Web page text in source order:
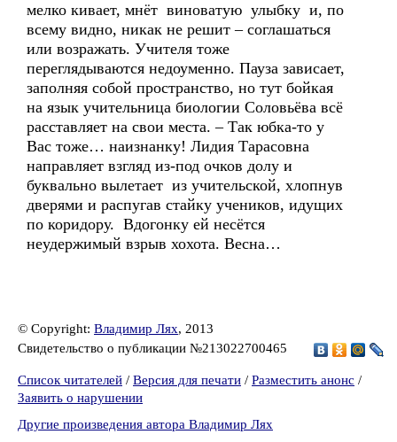
мелко кивает, мнёт виноватую улыбку и, по
всему видно, никак не решит – соглашаться
или возражать. Учителя тоже
переглядываются недоуменно. Пауза зависает,
заполняя собой пространство, но тут бойкая
на язык учительница биологии Соловьёва всё
расставляет на свои места. – Так юбка-то у
Вас тоже… наизнанку! Лидия Тарасовна
направляет взгляд из-под очков долу и
буквально вылетает из учительской, хлопнув
дверями и распугав стайку учеников, идущих
по коридору. Вдогонку ей несётся
неудержимый взрыв хохота. Весна…
© Copyright: Владимир Лях, 2013
Свидетельство о публикации №213022700465
Список читателей / Версия для печати / Разместить анонс /
Заявить о нарушении
Другие произведения автора Владимир Лях